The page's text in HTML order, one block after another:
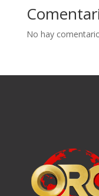
No hay